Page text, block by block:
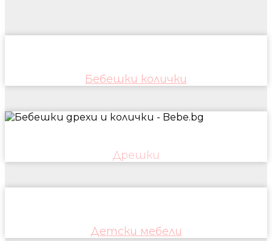
Бебешки колички
Дрешки
Детски мебели